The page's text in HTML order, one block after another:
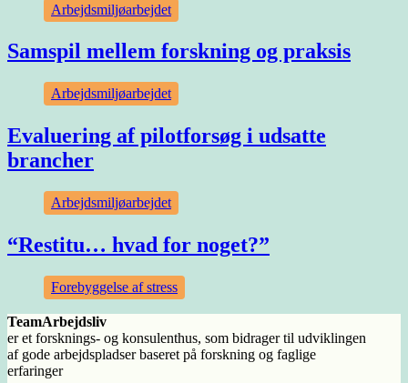
Arbejdsmiljøarbejdet
Samspil mellem forskning og praksis
Arbejdsmiljøarbejdet
Evaluering af pilotforsøg i udsatte
brancher
Arbejdsmiljøarbejdet
“Restitu… hvad for noget?”
Forebyggelse af stress
TeamArbejdsliv
er et forsknings- og konsulenthus, som bidrager til udviklingen
af gode arbejdspladser baseret på forskning og faglige
erfaringer